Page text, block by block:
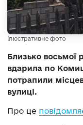
ілюстративне фото
Близько восьмої
вдарила по
потрапили
вулиці.
Про це